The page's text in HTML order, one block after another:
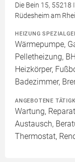
Die Bein 15,
Rüdesheim am
HEIZUNG
Wärmepumpe,
Pelletheizung,
Heizkörper,
Badezimmer,
ANGEBOTENE
Wartung,
Austausch,
Thermostat,